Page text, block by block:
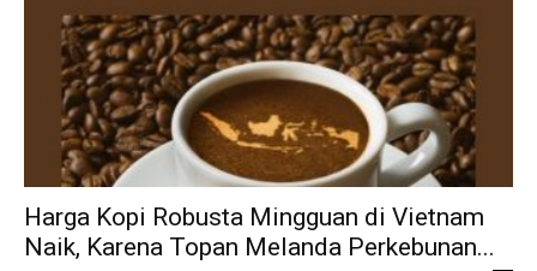
Harga Kopi Robusta Mingguan di Vietnam
Naik, Karena Topan Melanda Perkebunan...